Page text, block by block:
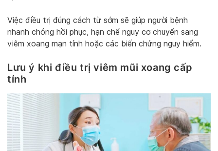
Việc điều trị đúng cách từ sớm sẽ giúp người bệnh
nhanh chóng hồi phục, hạn chế nguy cơ chuyển sang
viêm xoang mạn tính hoặc các biến chứng nguy hiểm.
Lưu ý khi điều trị viêm mũi xoang cấp
tính